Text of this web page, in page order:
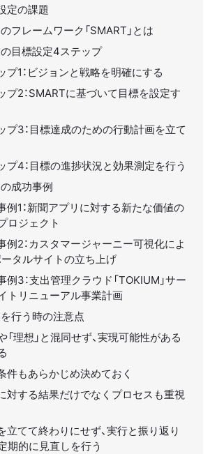
定の課題
フレームワーク「SMART」とは
目標設定4ステップ
プ1：ビジョンと戦略を明確にする
プ2：SMARTに基づいて目標を設定す
プ3：目標達成のための行動計画を立て
プ4：目標の進捗状況と効果測定を行う
成功事例
例1：新聞アプリに対する新たな価値の
ロジェクト
例2：カスタマージャーニー可視化によ
タルサイトの立ち上げ
例3：支出管理クラウド「TOKIUM」サー
トリニューアル事業計画
行う時の注意点
や「理想」と混同せず、実現可能性がある
件もあらかじめ決めておく
対する結果だけでなくプロセスも重視
立てて終わりにせず、実行と振り返り
期的に見直しを行う